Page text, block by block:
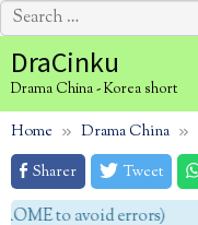
Search
for:
to
content
DraCinku
Drama China - Korea short
Home Drama China
Sharer
Tweet
to avoid errors)